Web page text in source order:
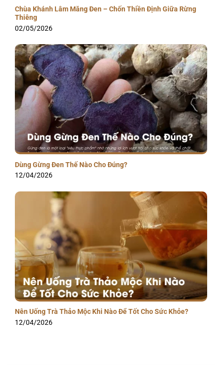
Chùa Khánh Lâm Măng Đen – Chốn Thiền Định Giữa Rừng
Thiêng
02/05/2026
Dùng Gừng Đen Thế Nào Cho Đúng?
12/04/2026
Nên Uống Trà Thảo Mộc Khi Nào Để Tốt Cho Sức Khỏe?
12/04/2026